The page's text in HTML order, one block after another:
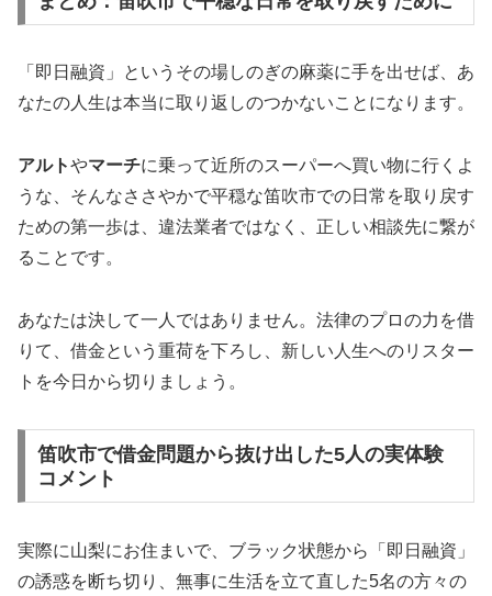
「即日融資」というその場しのぎの麻薬に手を出せば、あ
なたの人生は本当に取り返しのつかないことになります。
アルトやマーチに乗って近所のスーパーへ買い物に行くよ
うな、そんなささやかで平穏な笛吹市での日常を取り戻す
ための第一歩は、違法業者ではなく、正しい相談先に繋が
ることです。
あなたは決して一人ではありません。法律のプロの力を借
りて、借金という重荷を下ろし、新しい人生へのリスター
トを今日から切りましょう。
笛吹市で借金問題から抜け出した5人の実体験
コメント
実際に山梨にお住まいで、ブラック状態から「即日融資」
の誘惑を断ち切り、無事に生活を立て直した5名の方々の